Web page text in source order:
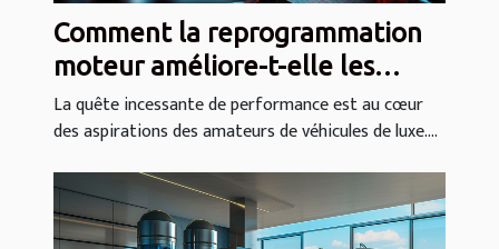
Comment la reprogrammation
moteur améliore-t-elle les
performances des véhicules de
luxe ?
La quête incessante de performance est au cœur
des aspirations des amateurs de véhicules de luxe....